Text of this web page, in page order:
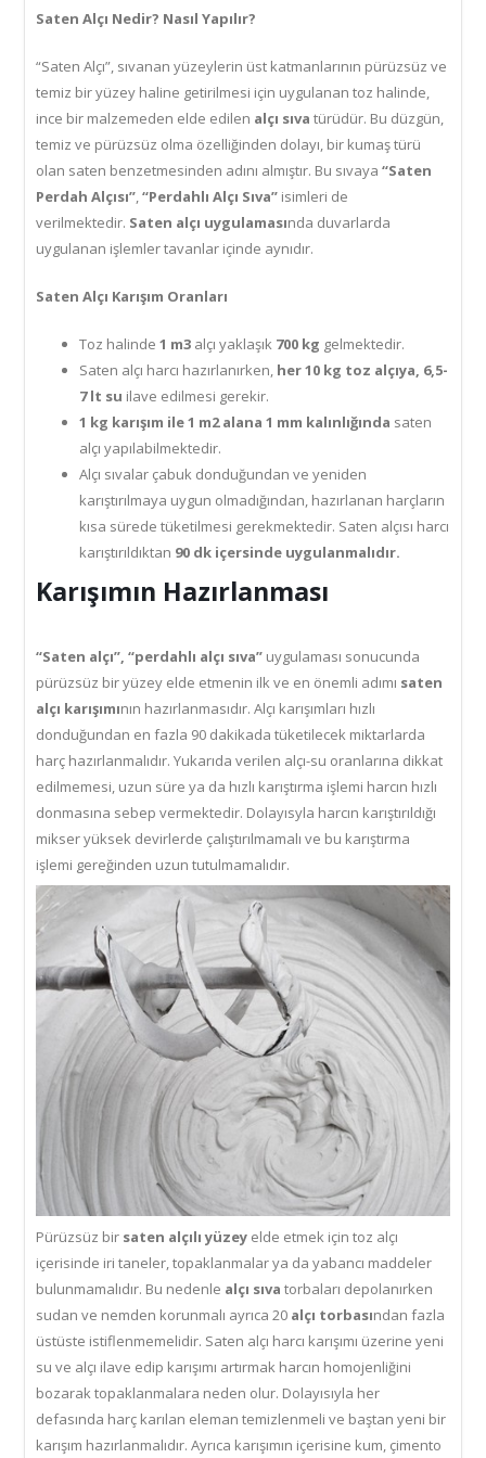
Saten Alçı Nedir? Nasıl Yapılır?
“Saten Alçı”, sıvanan yüzeylerin üst katmanlarının pürüzsüz ve
temiz bir yüzey haline getirilmesi için uygulanan toz halinde,
ince bir malzemeden elde edilen alçı sıva türüdür. Bu düzgün,
temiz ve pürüzsüz olma özelliğinden dolayı, bir kumaş türü
olan saten benzetmesinden adını almıştır. Bu sıvaya“Saten
Perdah Alçısı”,“Perdahlı Alçı Sıva” isimleri de
verilmektedir. Saten alçı uygulamasında duvarlarda
uygulanan işlemler tavanlar içinde aynıdır.
Saten Alçı Karışım Oranları
Toz halinde 1 m3 alçı yaklaşık 700 kg gelmektedir.
Saten alçı harcı hazırlanırken, her 10 kg toz alçıya, 6,5-
7 lt su ilave edilmesi gerekir.
1 kg karışım ile 1 m2 alana 1 mm kalınlığında saten
alçı yapılabilmektedir.
Alçı sıvalar çabuk donduğundan ve yeniden
karıştırılmaya uygun olmadığından, hazırlanan harçların
kısa sürede tüketilmesi gerekmektedir. Saten alçısı harcı
karıştırıldıktan 90 dk içersinde uygulanmalıdır.
Karışımın Hazırlanması
“Saten alçı”, “perdahlı alçı sıva” uygulaması sonucunda
pürüzsüz bir yüzey elde etmenin ilk ve en önemli adımı saten
alçı karışımının hazırlanmasıdır. Alçı karışımları hızlı
donduğundan en fazla 90 dakikada tüketilecek miktarlarda
harç hazırlanmalıdır. Yukarıda verilen alçı-su oranlarına dikkat
edilmemesi, uzun süre ya da hızlı karıştırma işlemi harcın hızlı
donmasına sebep vermektedir. Dolayısyla harcın karıştırıldığı
mikser yüksek devirlerde çalıştırılmamalı ve bu karıştırma
işlemi gereğinden uzun tutulmamalıdır.
Pürüzsüz bir saten alçılı yüzey elde etmek için toz alçı
içerisinde iri taneler, topaklanmalar ya da yabancı maddeler
bulunmamalıdır. Bu nedenle alçı sıva torbaları depolanırken
sudan ve nemden korunmalı ayrıca 20 alçı torbasından fazla
üstüste istiflenmemelidir. Saten alçı harcı karışımı üzerine yeni
su ve alçı ilave edip karışımı artırmak harcın homojenliğini
bozarak topaklanmalara neden olur. Dolayısıyla her
defasında harç karılan eleman temizlenmeli ve baştan yeni bir
karışım hazırlanmalıdır. Ayrıca karışımın içerisine kum, çimento